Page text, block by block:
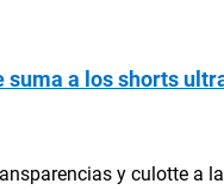
suma a los shorts